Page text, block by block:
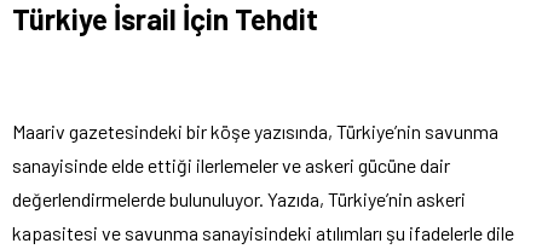
Türkiye İsrail İçin Tehdit
Maariv gazetesindeki bir köşe yazısında, Türkiye’nin savunma
sanayisinde elde ettiği ilerlemeler ve askeri gücüne dair
değerlendirmelerde bulunuluyor. Yazıda, Türkiye’nin askeri
kapasitesi ve savunma sanayisindeki atılımları şu ifadelerle dile